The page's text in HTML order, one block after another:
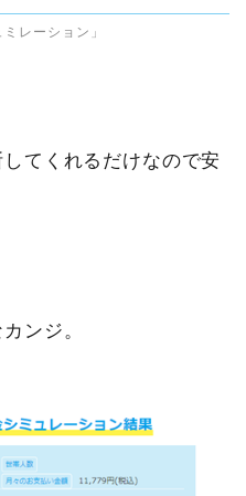
レーション」
てくれるだけなので安
ンジ。